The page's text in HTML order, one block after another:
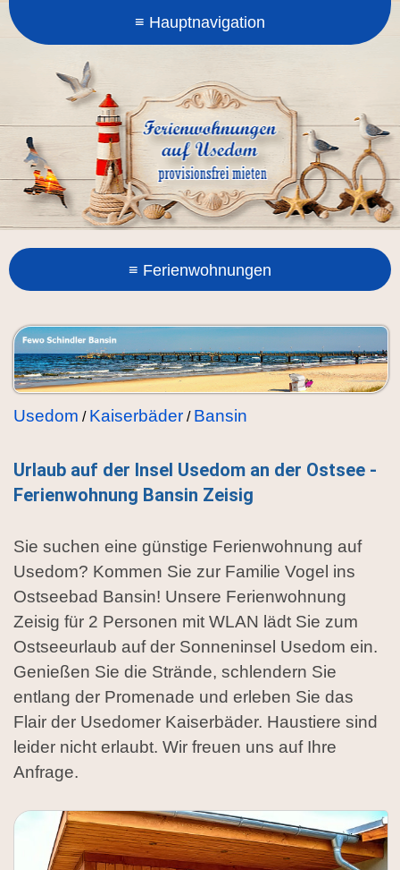
Usedom / Kaiserbäder / Bansin
Urlaub auf der Insel Usedom an der Ostsee -
Ferienwohnung Bansin Zeisig
Sie suchen eine günstige Ferienwohnung auf
Usedom? Kommen Sie zur Familie Vogel ins
Ostseebad Bansin! Unsere Ferienwohnung
Zeisig für 2 Personen mit WLAN lädt Sie zum
Ostseeurlaub auf der Sonneninsel Usedom ein.
Genießen Sie die Strände, schlendern Sie
entlang der Promenade und erleben Sie das
Flair der Usedomer Kaiserbäder. Haustiere sind
leider nicht erlaubt. Wir freuen uns auf Ihre
Anfrage.